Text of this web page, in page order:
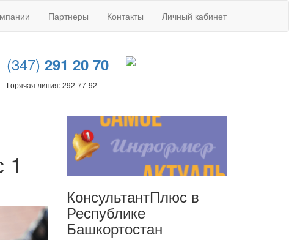
Партнеры Контакты Личный кабинет
(347) 291 20 70
Горячая линия: 292-77-92
1
КонсультантПлюс в
Республике
Башкортостан